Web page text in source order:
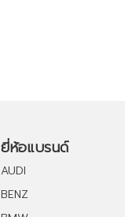
ยี่ห้อแบรนด์
AUDI
BENZ